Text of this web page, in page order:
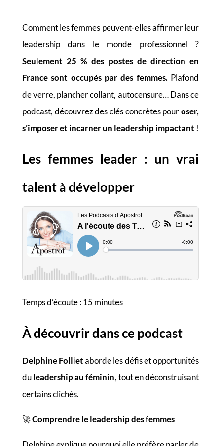
Comment les femmes peuvent-elles affirmer leur
leadership dans le monde professionnel ?
Seulement 25 % des postes de direction en
France sont occupés par des femmes.Plafond
de verre, plancher collant, autocensure… Dans ce
podcast, découvrez des clés concrètes pouroser,
s’imposer et incarner un leadership impactant !
Les femmes leader : un vrai
talent à développer
Temps d’écoute : 15 minutes
À découvrir dans ce podcast
Delphine Follietaborde les défis et opportunités
duleadership au féminin, tout en déconstruisant
certains clichés.
🚀Comprendre le leadership des femmes